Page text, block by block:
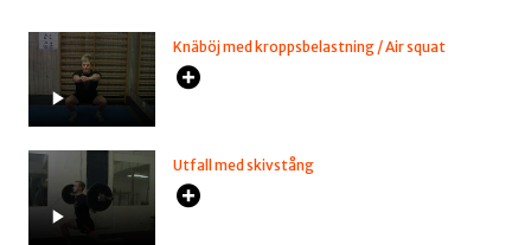
Knäböj med kroppsbelastning / Air squat
Utfall med skivstång